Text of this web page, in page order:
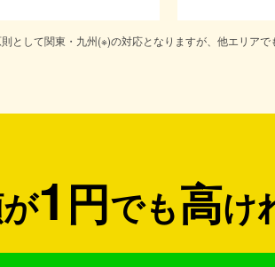
として関東・九州(※)の対応となりますが、他エリア
1 円でも高け